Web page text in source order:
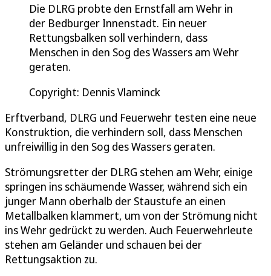
Die DLRG probte den Ernstfall am Wehr in
der Bedburger Innenstadt. Ein neuer
Rettungsbalken soll verhindern, dass
Menschen in den Sog des Wassers am Wehr
geraten.
Copyright: Dennis Vlaminck
Erftverband, DLRG und Feuerwehr testen eine neue
Konstruktion, die verhindern soll, dass Menschen
unfreiwillig in den Sog des Wassers geraten.
Strömungsretter der DLRG stehen am Wehr, einige
springen ins schäumende Wasser, während sich ein
junger Mann oberhalb der Staustufe an einen
Metallbalken klammert, um von der Strömung nicht
ins Wehr gedrückt zu werden. Auch Feuerwehrleute
stehen am Geländer und schauen bei der
Rettungsaktion zu.